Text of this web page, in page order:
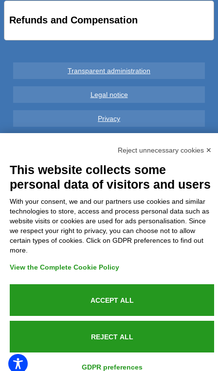
PUBLIC SERVICE ANNOUNCEMENT
VAIMOO PER UTENTI FAL SCONTI SULL’UTILIZZO DELLE
Refunds and Compensation
Transparent administration
Legal notice
Privacy
Complaints
Refunds and Indemnities
Contacts
Azienda certificata UNI EN ISO 9001:2015
P.IVA 05538100727 - C.so Italia n.8 70123, BARI
Reject unnecessary cookies ✕
This website collects some
personal data of visitors and users
With your consent, we and our partners use cookies and similar
technologies to store, access and process personal data such as
website visits or cookies are used for ads personalisation. Since
we respect your right to privacy, you can choose not to allow
certain types of cookies. Click on GDPR preferences to find out
more.
View the Complete Cookie Policy
ACCEPT ALL
REJECT ALL
GDPR preferences